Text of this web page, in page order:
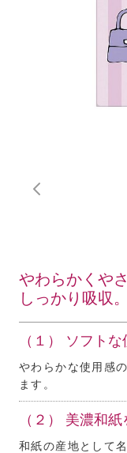
やわらかくや
しっかり吸収。
（１） ソフト
やわらかな使用感
ます。
（２） 美濃和紙
和紙の産地として